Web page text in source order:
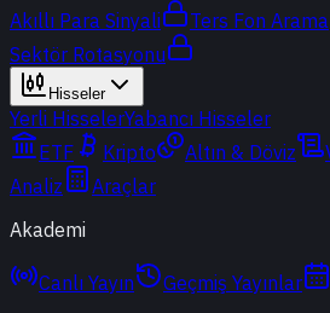
Akıllı Para Sinyali
Ters Fon Arama
Sektör Rotasyonu
Hisseler
Yerli HisselerYabancı Hisseler
ETF
Kripto Altın & Döviz
Analiz
Araçlar
Akademi
Canlı Yayın Geçmiş Yayınlar